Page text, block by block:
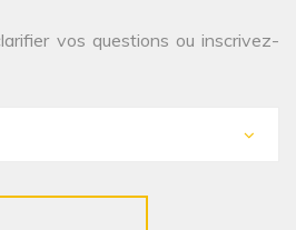
vos questions ou inscrivez-